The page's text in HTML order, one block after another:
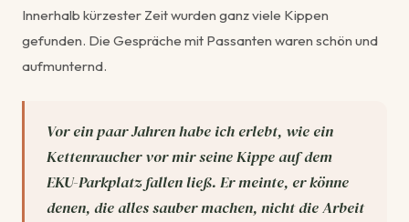
Innerhalb kürzester Zeit wurden ganz viele Kippen
gefunden. Die Gespräche mit Passanten waren schön und
aufmunternd.
Vor ein paar Jahren habe ich erlebt, wie ein
Kettenraucher vor mir seine Kippe auf dem
EKU-Parkplatz fallen ließ. Er meinte, er könne
denen, die alles sauber machen, nicht die Arbeit